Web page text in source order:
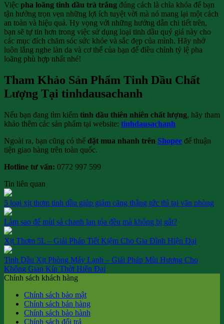
Việc pha loãng tinh dầu trà trắng đúng cách là chìa khóa để bạn
tận hưởng trọn vẹn những lợi ích tuyệt vời mà nó mang lại một cách
an toàn và hiệu quả. Hy vọng với những hướng dẫn chi tiết trên,
bạn sẽ tự tin hơn trong việc sử dụng loại tinh dầu quý giá này cho
các mục đích chăm sóc sức khỏe và sắc đẹp của mình. Hãy nhớ
luôn lắng nghe làn da và cơ thể của bạn để điều chỉnh tỷ lệ pha
loãng phù hợp nhất nhé!
Tham Khảo Sản Phẩm Tinh Dầu Chất
Lượng Tại tinhdausachanh
Nếu bạn đang tìm kiếm tinh dầu thiên nhiên chất lượng, hãy tham
khảo thêm các sản phẩm tại website: tinhdausachanh
Ngoài ra, bạn cũng có thể đặt mua nhanh trên Shopee để thuận
tiện giao hàng trên toàn quốc.
Hotline tư vấn: 0772 997 599
Tin liên quan
5 loại xịt thơm tinh dầu giúp giảm căng thẳng tức thì tại văn phòng
Làm sao để mùi sả chanh lan tỏa đều mà không bị gắt?
Xịt Thơm 5L – Giải Pháp Tiết Kiệm Cho Gia Đình Hiện Đại
Tinh Dầu Xịt Phòng Máy Lạnh – Giải Pháp Mùi Hương Cho
Không Gian Kín Thời Hiện Đại
Chính sách khách hàng
Chính sách bảo mật
Chính sách bán hàng
Chính sách bảo hành
Chính sách đổi trả